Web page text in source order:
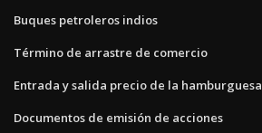
Buques petroleros indios
Término de arrastre de comercio
Entrada y salida precio de la hamburguesa
Documentos de emisión de acciones